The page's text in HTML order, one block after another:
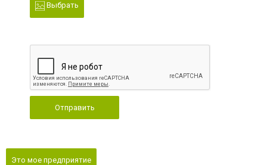
Выбрать
Отправить
Это мое предприятие